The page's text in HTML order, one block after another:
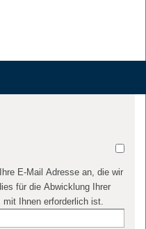
E-Mail Adresse an, die wir
für die Abwicklung Ihrer
Ihnen erforderlich ist.